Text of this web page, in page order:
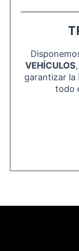
VEHÍCULOS
garantizar la
todo